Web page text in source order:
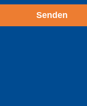
Adresse